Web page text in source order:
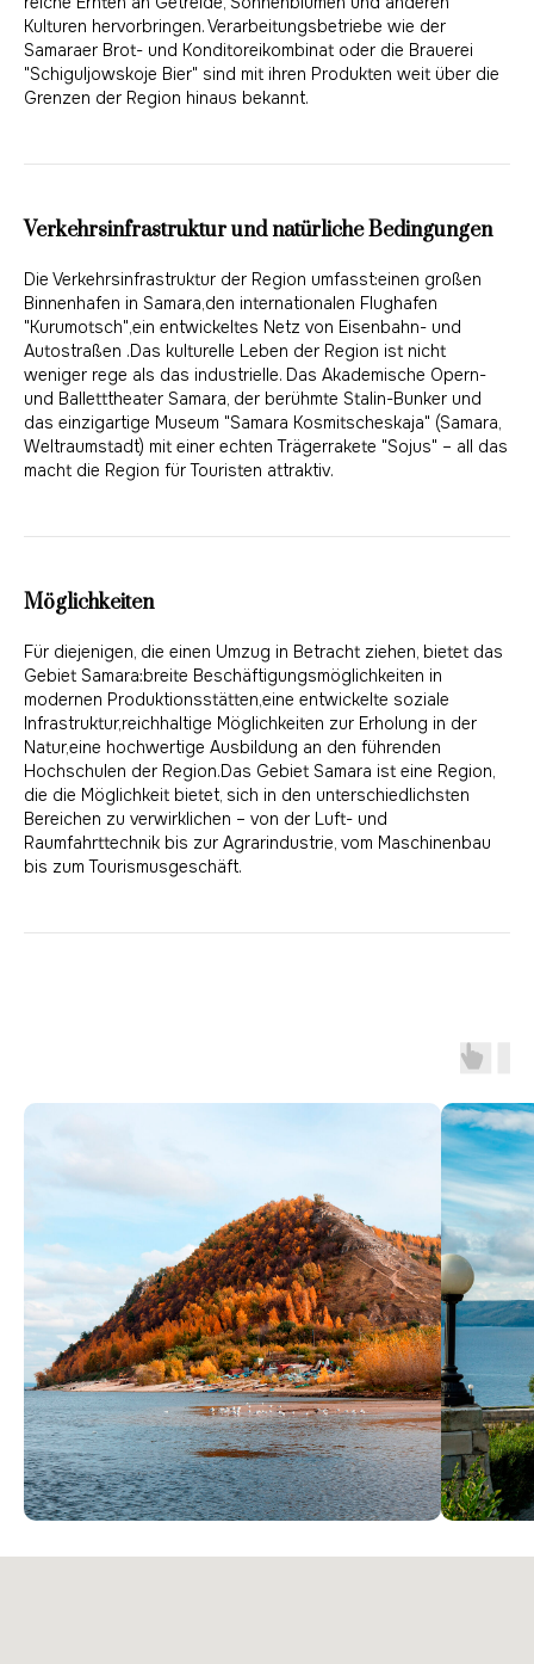
Kulturen hervorbringen. Verarbeitungsbetriebe wie der
Samaraer Brot- und Konditoreikombinat oder die Brauerei
"Schiguljowskoje Bier" sind mit ihren Produkten weit über die
Grenzen der Region hinaus bekannt.
Verkehrsinfrastruktur und natürliche Bedingungen
Die Verkehrsinfrastruktur der Region umfasst:einen großen
Binnenhafen in Samara,den internationalen Flughafen
"Kurumotsch",ein entwickeltes Netz von Eisenbahn- und
Autostraßen .Das kulturelle Leben der Region ist nicht
weniger rege als das industrielle. Das Akademische Opern-
und Balletttheater Samara, der berühmte Stalin-Bunker und
das einzigartige Museum "Samara Kosmitscheskaja" (Samara,
Weltraumstadt) mit einer echten Trägerrakete "Sojus" – all das
macht die Region für Touristen attraktiv.
Möglichkeiten
Für diejenigen, die einen Umzug in Betracht ziehen, bietet das
Gebiet Samara:breite Beschäftigungsmöglichkeiten in
modernen Produktionsstätten,eine entwickelte soziale
Infrastruktur,reichhaltige Möglichkeiten zur Erholung in der
Natur,eine hochwertige Ausbildung an den führenden
Hochschulen der Region.Das Gebiet Samara ist eine Region,
die die Möglichkeit bietet, sich in den unterschiedlichsten
Bereichen zu verwirklichen – von der Luft- und
Raumfahrttechnik bis zur Agrarindustrie, vom Maschinenbau
bis zum Tourismusgeschäft.